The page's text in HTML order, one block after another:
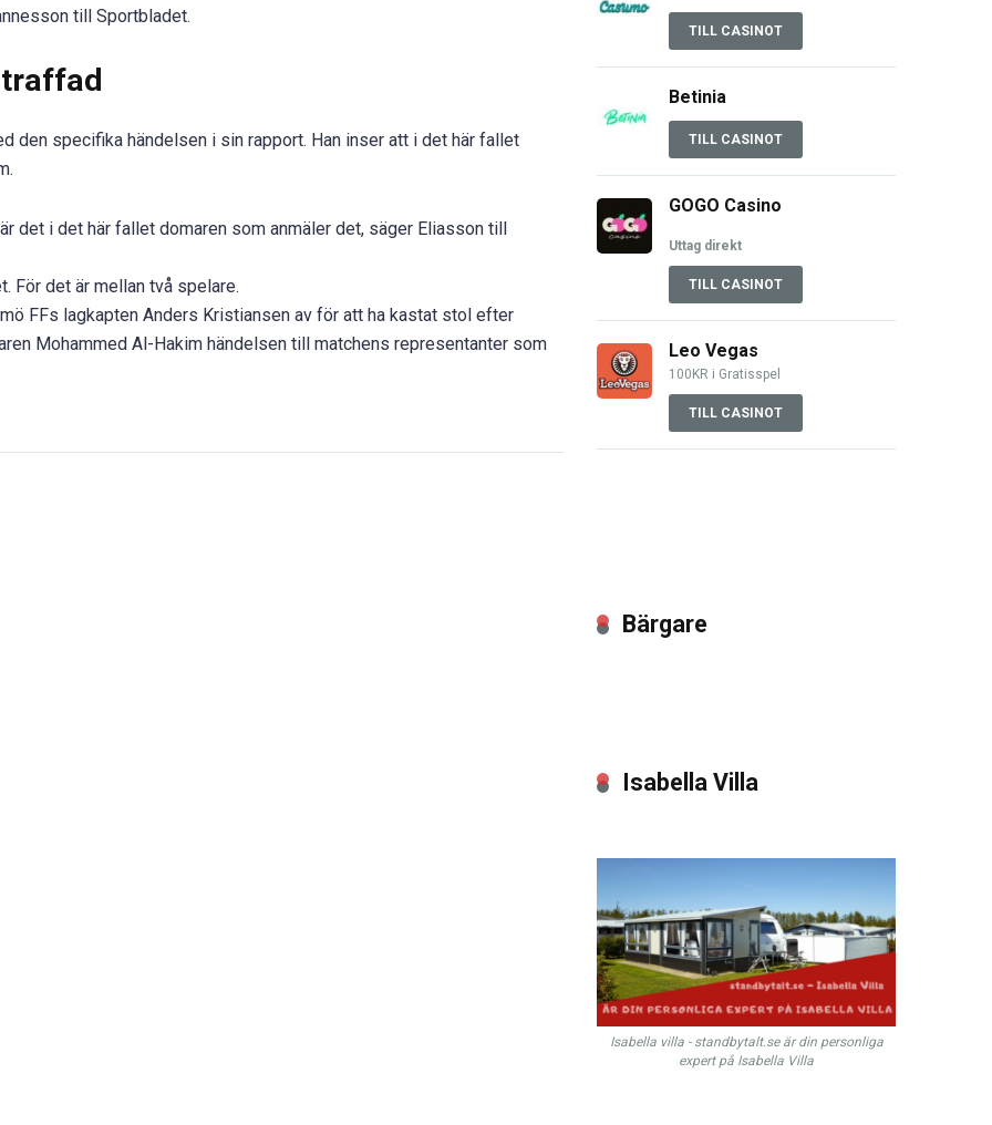
till Sportbladet.
den specifika händelsen i sin rapport. Han inser att i det här fallet
det i det här fallet domaren som anmäler det, säger Eliasson till
För det är mellan två spelare.
FFs lagkapten Anders Kristiansen av för att ha kastat stol efter
Mohammed Al-Hakim händelsen till matchens representanter som
TILL CASINOT
Betinia
TILL CASINOT
GOGO Casino
Uttag direkt
TILL CASINOT
Leo Vegas
100KR i Gratisspel
TILL CASINOT
Bärgare
Isabella Villa
Isabella villa - standbytalt.se är din personliga
expert på Isabella Villa